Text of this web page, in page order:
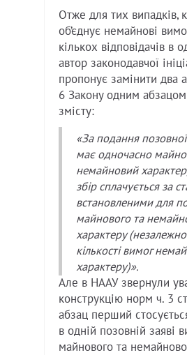
Отже для тих випадків,
об’єднує немайнові
кількох відповідачів в
автор законодавчої
пропонує замінити два
6 Закону одним абзацом
змісту:
«За подання
має одночасно
немайновий
збір сплачується за
встановленими для
майнового та
характеру (незалежно
кількості вимог
характеру)».
Але в НААУ звернули
конструкцію норм ч. 3
абзац перший
в одній позовній заяві
майнового та